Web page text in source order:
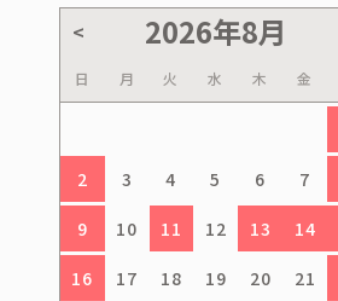
日 月 火 水 木 金
2 3 4 5 6 7
9 10 11 12 13 14
16 17 18 19 20 21